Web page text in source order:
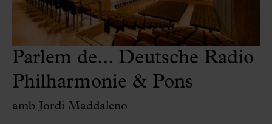
Parlem de... Deutsche Radio
Philharmonie & Pons
amb Jordi Maddaleno